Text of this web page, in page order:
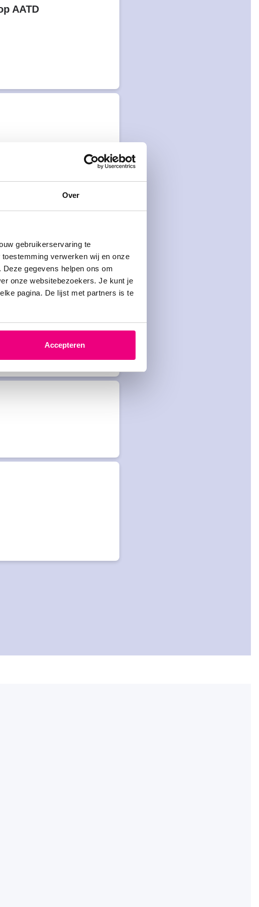
Over
gebruikerservaring te
verwerken wij en onze
gegevens helpen ons om
onze websitebezoekers. Je kunt je
pagina. De lijst met partners is te
Accepteren
AATD